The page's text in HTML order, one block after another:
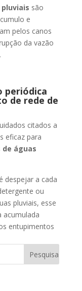
são
e
pelos canos
da vazão
periódica
de rede de
citados a
eficaz para
águas
despejar a cada
ou
pluviais, esse
acumulada
entupimentos